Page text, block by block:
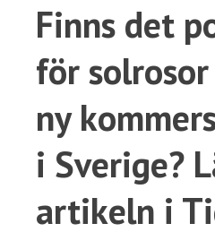
Finns det
för
ny
i Sverige?
artikeln i